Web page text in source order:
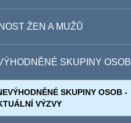
ŽEN A MUŽŮ
SKUPINY OSOB
SKUPINY OSOB -
VÝZVY